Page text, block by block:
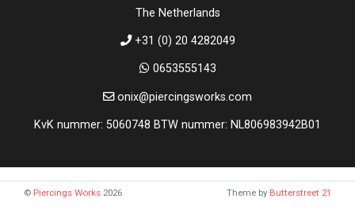
The Netherlands
+31 (0) 20 4282049
0653555143
onix@piercingsworks.com
KvK nummer: 5060748 BTW nummer: NL806983942B01
© Piercings Works 2026 Theme by Butterstreet 21